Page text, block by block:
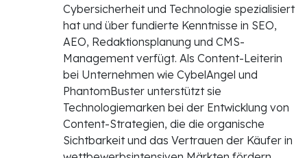
Cybersicherheit und Technologie spezialisiert
hat und über fundierte Kenntnisse in SEO,
AEO, Redaktionsplanung und CMS-
Management verfügt. Als Content-Leiterin
bei Unternehmen wie CybelAngel und
PhantomBuster unterstützt sie
Technologiemarken bei der Entwicklung von
Content-Strategien, die die organische
Sichtbarkeit und das Vertrauen der Käufer in